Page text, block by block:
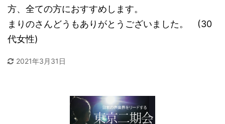
方、全ての方におすすめします。
まりのさんどうもありがとうございました。 (30
代女性)
2021年3月31日